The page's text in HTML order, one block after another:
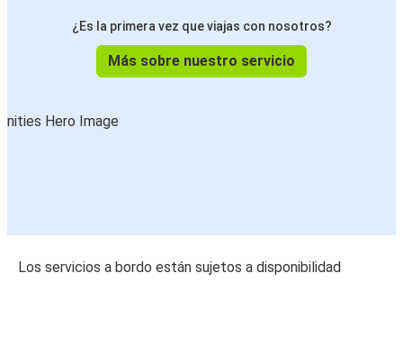
¿Es la primera vez que viajas con nosotros?
Más sobre nuestro servicio
Los servicios a bordo están sujetos a disponibilidad